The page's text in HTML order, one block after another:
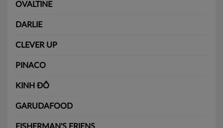
OVALTINE
DARLIE
CLEVER UP
PINACO
KINH ĐÔ
GARUDAFOOD